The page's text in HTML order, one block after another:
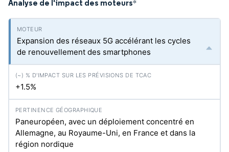
Analyse de l'impact des moteurs*
Expansion des réseaux 5G accélérant les cycles
de renouvellement des smartphones
+1.5%
Paneuropéen, avec un déploiement concentré en
Allemagne, au Royaume-Uni, en France et dans la
région nordique